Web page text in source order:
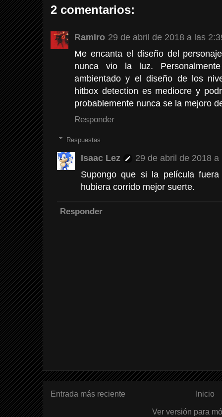
2 comentarios:
Ramiro 29 de abril de 2018 a las
Me encanta el diseño del
nunca vio la luz.
ambientado y el diseño de los
hitbox detection es mediocre y
probablemente nunca se la mejoro
Responder
Respuestas
Isaac Lez
29 de abril de 2018 a
Supongo que si la película
hubiera corrido mejor suerte.
Responder
Entrada más reciente Inicio
Ver versión para